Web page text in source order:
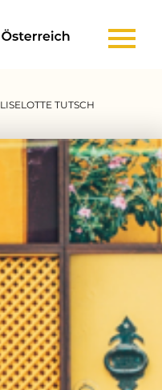
LISELOTTE TUTSCH